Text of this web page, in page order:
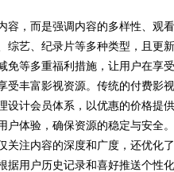
容，而是强调内容的多样性、观
综艺、纪录片等多种类型，且更
免等多重福利措施，让用户在享
受丰富影视资源。传统的付费影
设计会员体系，以优惠的价格提
户体验，确保资源的稳定与安全。
关注内容的深度和广度，还优化
据用户历史记录和喜好推送个性